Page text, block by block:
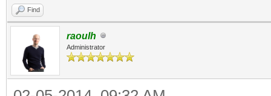
Find
raoulh
Administrator